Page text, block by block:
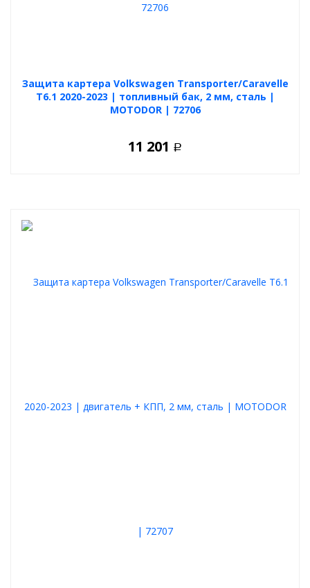
Защита картера Volkswagen Transporter/Caravelle
T6.1 2020-2023 | топливный бак, 2 мм, сталь |
MOTODOR | 72706
11 201 Р